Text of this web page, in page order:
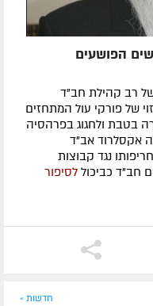
הפושעים
רב קהילת חב"ד
של פורקי עול המתחזים
בטבת ולחגוג בפרהסיה
אקסלרוד אב"ד
נגד קבוצות
חב"ד כביכול לסיפור
חדשות »